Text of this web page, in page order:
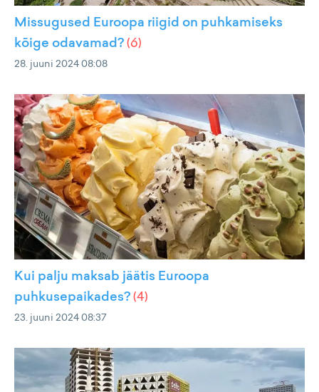
Missugused Euroopa riigid on puhkamiseks
kõige odavamad?(6)
28. juuni 2024 08:08
Kui palju maksab jäätis Euroopa
puhkusepaikades?(4)
23. juuni 2024 08:37